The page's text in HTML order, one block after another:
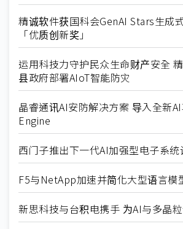
精诚软件获国科会GenAI Stars生成
「优质创新奖」
运用科技力守护民众生命财产安全
县政府部署AIoT智能防灾
晶睿通讯AI安防解决方案 导入全新
Engine
西门子推出下一代AI加强型电子系统
F5与NetApp加速并简化大型语言模
新思科技与台积电携手 为AI与多晶